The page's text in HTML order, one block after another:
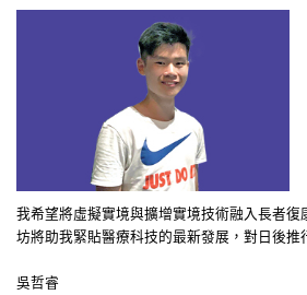
我希望將虛擬實境與擴增實境技術融入長者復
坊將助我緊貼醫療科技的最新發展，對日後推
吳哲睿